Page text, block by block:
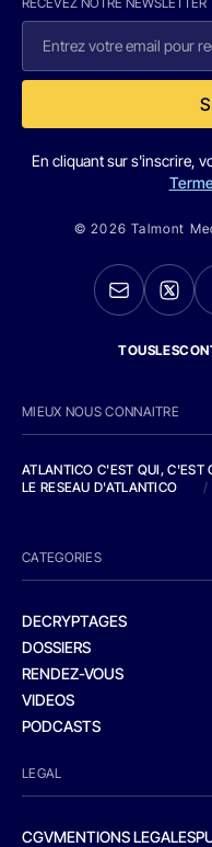
En cliquant sur s'inscrire,
© 2026 Talmont
MIEUX NOUS CONNAITRE
ATLANTICO C'EST QUI, C'EST
LE RESEAU D'ATLANTICO
/
CATEGORIES
DECRYPTAGES
DOSSIERS
RENDEZ-VOUS
VIDEOS
PODCASTS
LEGAL
CGVMENTIONS LEGALES